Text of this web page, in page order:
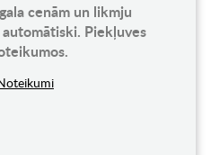
cenām un likmju
Piekļuves